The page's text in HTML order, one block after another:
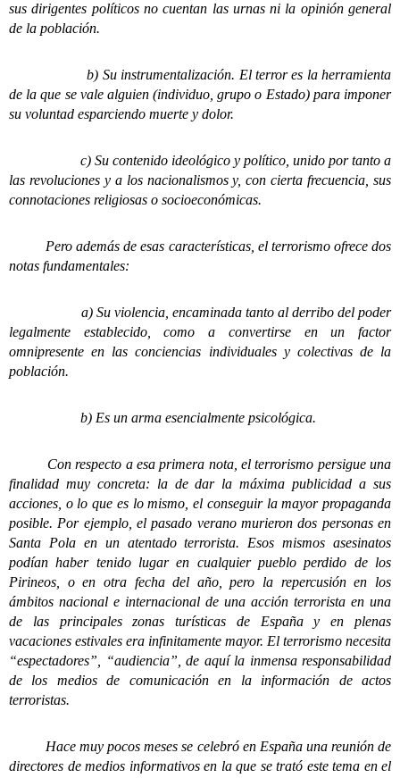
sus dirigentes políticos no cuentan las urnas ni la opinión general
de la población.
b) Su instrumentalización. El terror es la herramienta
de la que se vale alguien (individuo, grupo o Estado) para imponer
su voluntad esparciendo muerte y dolor.
c) Su contenido ideológico y político, unido por tanto a
las revoluciones y a los nacionalismos y, con cierta frecuencia, sus
connotaciones religiosas o socioeconómicas.
Pero además de esas características, el terrorismo ofrece dos
notas fundamentales:
a) Su violencia, encaminada tanto al derribo del poder
legalmente establecido, como a convertirse en un factor
omnipresente en las conciencias individuales y colectivas de la
población.
b) Es un arma esencialmente psicológica.
Con respecto a esa primera nota, el terrorismo persigue una
finalidad muy concreta: la de dar la máxima publicidad a sus
acciones, o lo que es lo mismo, el conseguir la mayor propaganda
posible. Por ejemplo, el pasado verano murieron dos personas en
Santa Pola en un atentado terrorista. Esos mismos asesinatos
podían haber tenido lugar en cualquier pueblo perdido de los
Pirineos, o en otra fecha del año, pero la repercusión en los
ámbitos nacional e internacional de una acción terrorista en una
de las principales zonas turísticas de España y en plenas
vacaciones estivales era infinitamente mayor. El terrorismo necesita
“espectadores”, “audiencia”, de aquí la inmensa responsabilidad
de los medios de comunicación en la información de actos
terroristas.
Hace muy pocos meses se celebró en España una reunión de
directores de medios informativos en la que se trató este tema en el